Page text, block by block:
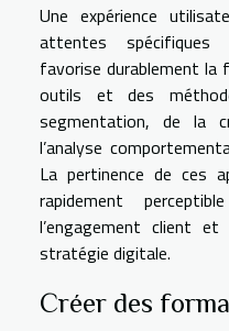
Une expérience
attentes
favorise durablement la
outils et des
segmentation, de la
l’analyse
La pertinence de ces
rapidement
l’engagement client
stratégie digitale.
Créer des